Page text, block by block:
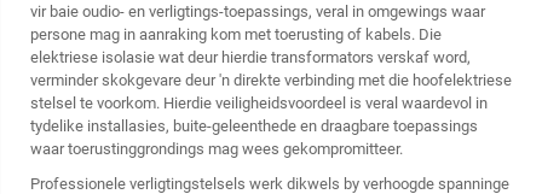
vir baie oudio- en verligtings-toepassings, veral in omgewings waar
persone mag in aanraking kom met toerusting of kabels. Die
elektriese isolasie wat deur hierdie transformators verskaf word,
verminder skokgevare deur 'n direkte verbinding met die hoofelektriese
stelsel te voorkom. Hierdie veiligheidsvoordeel is veral waardevol in
tydelike installasies, buite-geleenthede en draagbare toepassings
waar toerustinggrondings mag wees gekompromitteer.
Professionele verligtingstelsels werk dikwels by verhoogde spanninge